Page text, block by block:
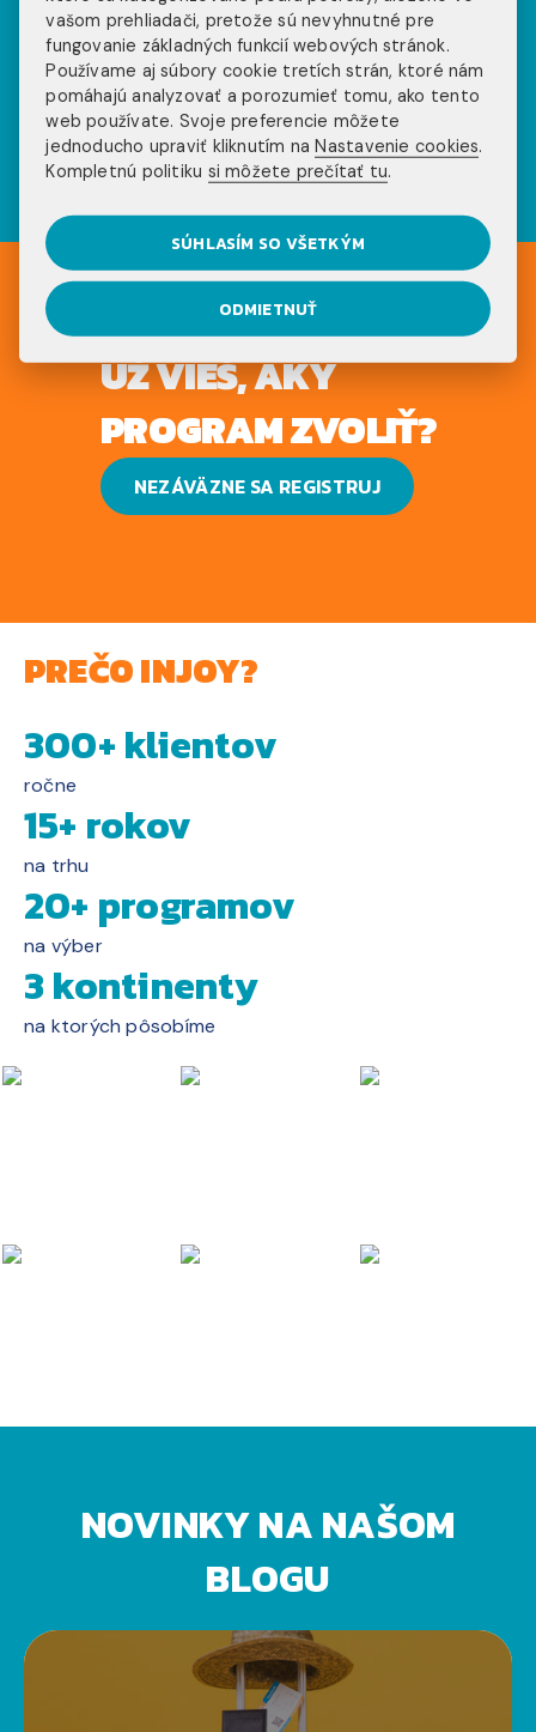
našich klientov na
sociálnych sieťach
UŽ VIEŠ, AKÝ
PROGRAM ZVOLIŤ?
NEZÁVÄZNE SA REGISTRUJ
PREČO INJOY?
300+ klientov
ročne
15+ rokov
na trhu
20+ programov
na výber
3 kontinenty
na ktorých pôsobíme
NOVINKY NA NAŠOM
BLOGU
vašom prehliadači, pretože sú nevyhnutné pre
fungovanie základných funkcií webových stránok.
Používame aj súbory cookie tretích strán, ktoré nám
pomáhajú analyzovať a porozumieť tomu, ako tento
web používate. Svoje preferencie môžete
jednoducho upraviť kliknutím naNastavenie cookies.
Kompletnú politiku si môžete prečítať tu.
SÚHLASÍM SO VŠETKÝM
ODMIETNUŤ